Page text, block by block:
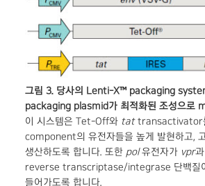
그림 3. 당사의 Lenti-X™ packaging
packaging plasmid가 최적화된 조성으로
이 시스템은 Tet-Off와 tattransactivator
component의 유전자들을 높게 발현하고,
생산하도록 합니다. 또한 pol유전자가 vpr
reverse transcriptase/integrase 단백질
들어가도록 합니다.